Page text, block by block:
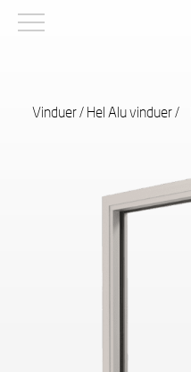
Vinduer/ Hel Alu vinduer/